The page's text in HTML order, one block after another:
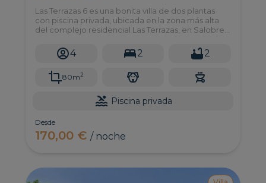
Las Terrazas 6 es una bonita villa de dos plantas
con piscina privada, ubicada en la zona más alta
del complejo residencial Las Terrazas, en Salobre
espectaculares vistas a las montañas y al campo
de golf en un ambiente de intimidad y silencio.
4 2 2
80m2
Piscina privada
Desde
170,00 €/ noche